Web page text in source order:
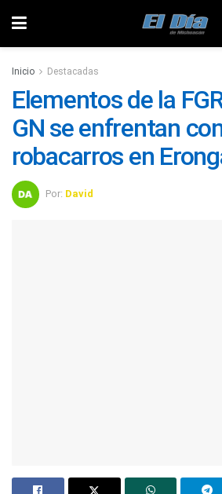
Inicio Destacadas
Elementos de la
GN se enfrentan
robacarros en
Por: David